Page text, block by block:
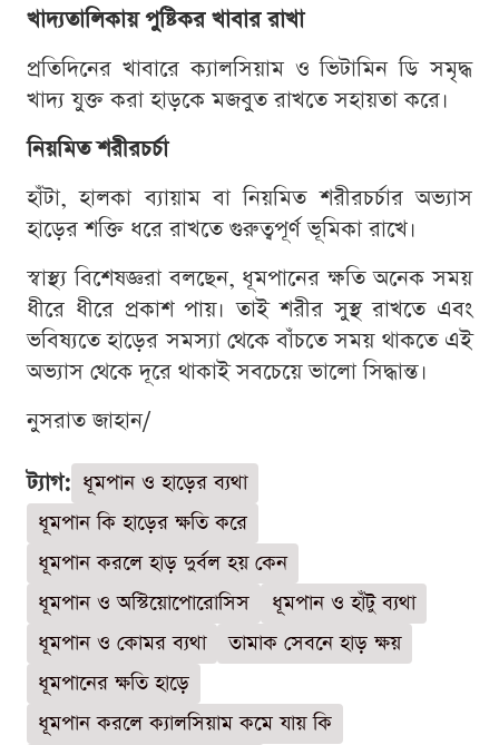
খাদ্যতালিকায় পুষ্টিকর খাবার রাখা
প্রতিদিনের খাবারে ক্যালসিয়াম ও ভিটামিন ডি সমৃদ্ধ
খাদ্য যুক্ত করা হাড়কে মজবুত রাখতে সহায়তা করে।
নিয়মিত শরীরচর্চা
হাঁটা, হালকা ব্যায়াম বা নিয়মিত শরীরচর্চার অভ্যাস
হাড়ের শক্তি ধরে রাখতে গুরুত্বপূর্ণ ভূমিকা রাখে।
স্বাস্থ্য বিশেষজ্ঞরা বলছেন, ধূমপানের ক্ষতি অনেক সময়
ধীরে ধীরে প্রকাশ পায়। তাই শরীর সুস্থ রাখতে এবং
ভবিষ্যতে হাড়ের সমস্যা থেকে বাঁচতে সময় থাকতে এই
অভ্যাস থেকে দূরে থাকাই সবচেয়ে ভালো সিদ্ধান্ত।
নুসরাত জাহান/
ট্যাগ: ধূমপান ও হাড়ের ব্যথা
ধূমপান কি হাড়ের ক্ষতি করে
ধূমপান করলে হাড় দুর্বল হয় কেন
ধূমপান ও অস্টিয়োপোরোসিস
ধূমপান ও হাঁটু ব্যথা
ধূমপান ও কোমর ব্যথা
তামাক সেবনে হাড় ক্ষয়
ধূমপানের ক্ষতি হাড়ে
ধূমপান করলে ক্যালসিয়াম কমে যায় কি